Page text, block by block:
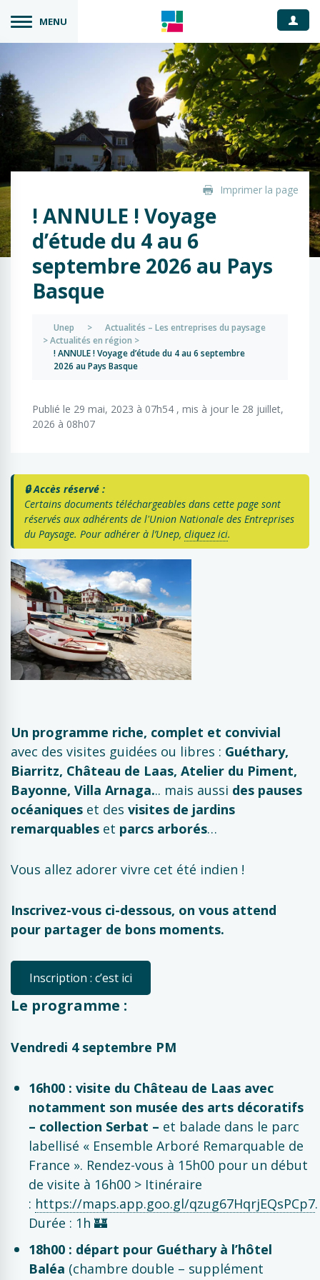
MENU
Imprimer la page
! ANNULE ! Voyage
d’étude du 4 au 6
septembre 2026 au Pays
Basque
Unep >
Actualités – Les entreprises du paysage
>Actualités en région >
! ANNULE ! Voyage d’étude du 4 au 6 septembre
2026 au Pays Basque
Publié le 29 mai, 2023 à 07h54 , mis à jour le 28 juillet,
2026 à 08h07
🔒 Accès réservé :
Certains documents téléchargeables dans cette page sont
réservés aux adhérents de l'Union Nationale des Entreprises
du Paysage. Pour adhérer à l’Unep, cliquez ici.
Un programme riche, complet et convivial
avec des visites guidées ou libres : Guéthary,
Biarritz, Château de Laas, Atelier du Piment,
Bayonne, Villa Arnaga... mais aussi des pauses
océaniques et des visites de jardins
remarquables et parcs arborés…
Vous allez adorer vivre cet été indien !
Inscrivez-vous ci-dessous, on vous attend
pour partager de bons moments.
Inscription : c’est ici
Le programme :
Vendredi 4 septembre PM
16h00 : visite du Château de Laas avec
notamment son musée des arts décoratifs
– collection Serbat – et balade dans le parc
labellisé « Ensemble Arboré Remarquable de
France ». Rendez-vous à 15h00 pour un début
de visite à 16h00 > Itinéraire
: https://maps.app.goo.gl/qzug67HqrjEQsPCp7.
Durée : 1h 🏰​
18h00 : départ pour Guéthary à l’hôtel
Baléa (chambre double – supplément